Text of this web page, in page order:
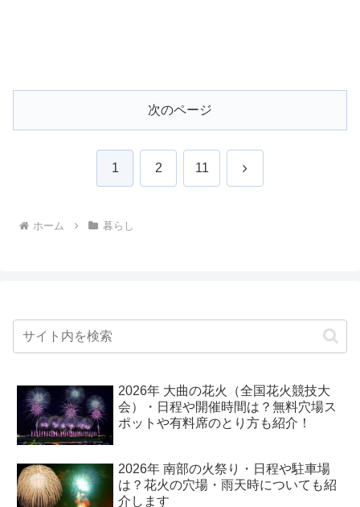
次のページ
1 2 11 次
ホーム 暮らし
2026年 大曲の花火（全国花火競技大
会）・日程や開催時間は？無料穴場ス
ポットや有料席のとり方も紹介！
2026年 南部の火祭り・日程や駐車場
は？花火の穴場・雨天時についても紹
介します